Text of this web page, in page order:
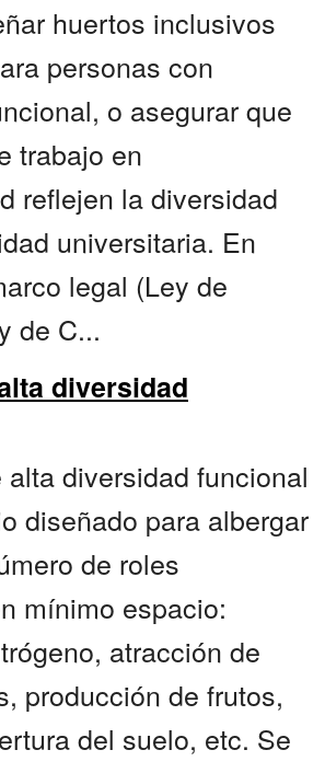
huertos inclusivos
personas con
o asegurar que
trabajo en
reflejen la diversidad
universitaria. En
legal (Ley de
de C...
diversidad
alta diversidad funcional
diseñado para albergar
de roles
mínimo espacio:
atracción de
producción de frutos,
del suelo, etc. Se